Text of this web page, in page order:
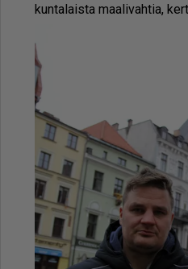
kun­ta­lais­ta maa­li­vah­tia,